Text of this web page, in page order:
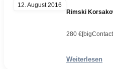
12. August 2016
Rimski
280
Weiterlesen